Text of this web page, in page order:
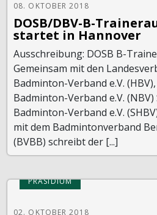
08. OKTOBER 2018
DOSB/DBV-B-
startet in Hannover
Ausschreibung: DOSB B-
Gemeinsam mit den
Badminton-Verband e.V.
Badminton-Verband e.V.
Badminton-Verband e.V.
mit dem Badmintonverband
(BVBB) schreibt der [...]
PRÄSIDIUM
02. OKTOBER 2018